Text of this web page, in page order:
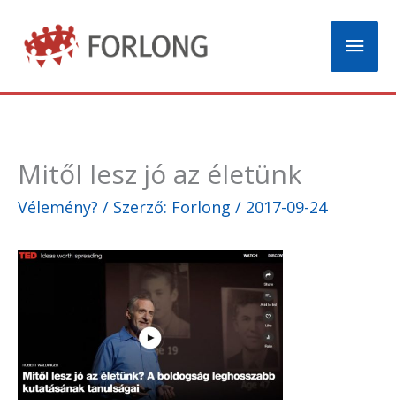
content
Main
Mitől lesz jó az életünk
Vélemény? / Szerző: Forlong / 2017-09-24